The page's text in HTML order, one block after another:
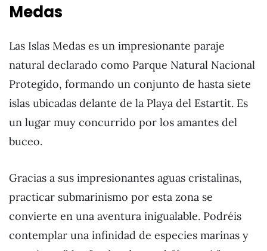
Medas
Las Islas Medas es un impresionante paraje
natural declarado como Parque Natural Nacional
Protegido, formando un conjunto de hasta siete
islas ubicadas delante de la Playa del Estartit. Es
un lugar muy concurrido por los amantes del
buceo.
Gracias a sus impresionantes aguas cristalinas,
practicar submarinismo por esta zona se
convierte en una aventura inigualable. Podréis
contemplar una infinidad de especies marinas y